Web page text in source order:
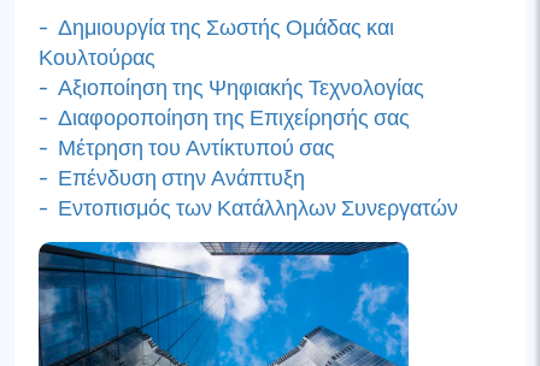
- Δημιουργία της Σωστής Ομάδας και
Κουλτούρας
- Αξιοποίηση της Ψηφιακής Τεχνολογίας
- Διαφοροποίηση της Επιχείρησής σας
- Μέτρηση του Αντίκτυπού σας
- Επένδυση στην Ανάπτυξη
- Εντοπισμός των Κατάλληλων Συνεργατών